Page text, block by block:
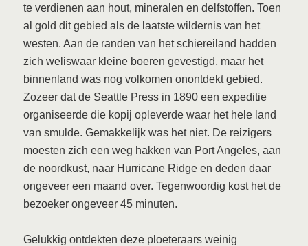
te verdienen aan hout, mineralen en delfstoffen. Toen
al gold dit gebied als de laatste wildernis van het
westen. Aan de randen van het schiereiland hadden
zich weliswaar kleine boeren gevestigd, maar het
binnenland was nog volkomen onontdekt gebied.
Zozeer dat de Seattle Press in 1890 een expeditie
organiseerde die kopij opleverde waar het hele land
van smulde. Gemakkelijk was het niet. De reizigers
moesten zich een weg hakken van Port Angeles, aan
de noordkust, naar Hurricane Ridge en deden daar
ongeveer een maand over. Tegenwoordig kost het de
bezoeker ongeveer 45 minuten.
Gelukkig ontdekten deze ploeteraars weinig